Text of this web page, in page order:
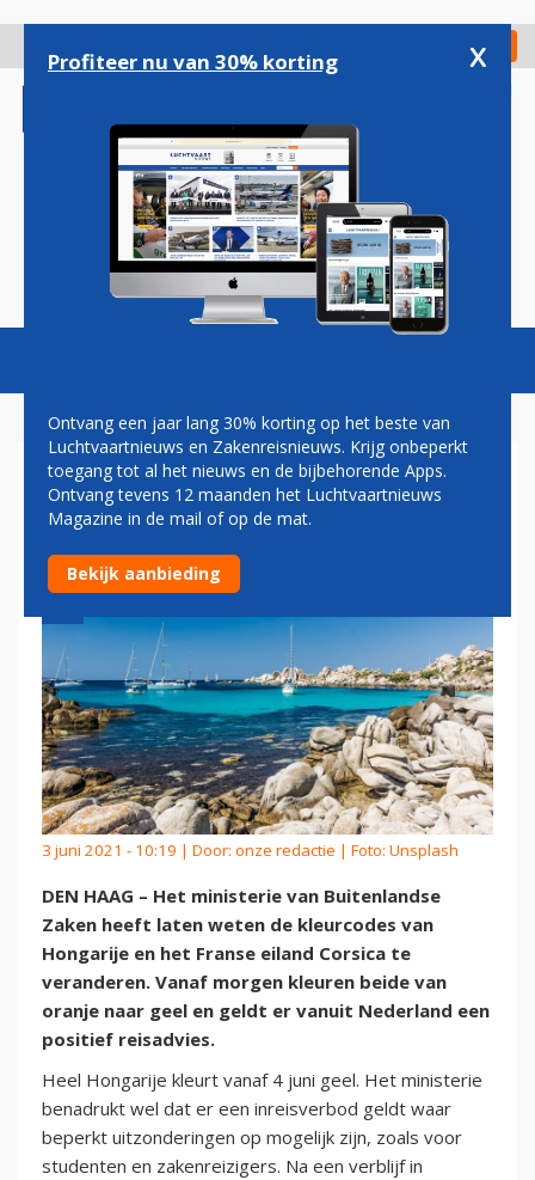
gaan
Check in
Magazine Podcasts Vacatures
POSITIEF REISADVIES VOOR
CORSICA EN HONGARIJE
3 juni 2021 - 10:19 | Door: onze redactie | Foto: Unsplash
DEN HAAG – Het ministerie van Buitenlandse
Zaken heeft laten weten de kleurcodes van
Hongarije en het Franse eiland Corsica te
veranderen. Vanaf morgen kleuren beide van
oranje naar geel en geldt er vanuit Nederland een
positief reisadvies.
Heel Hongarije kleurt vanaf 4 juni geel. Het ministerie
benadrukt wel dat er een inreisverbod geldt waar
beperkt uitzonderingen op mogelijk zijn, zoals voor
studenten en zakenreizigers. Na een verblijf in
Profiteer nu van 30% korting x
Ontvang een jaar lang 30% korting op het beste van
Luchtvaartnieuws en Zakenreisnieuws. Krijg onbeperkt
toegang tot al het nieuws en de bijbehorende Apps.
Ontvang tevens 12 maanden het Luchtvaartnieuws
Magazine in de mail of op de mat.
Bekijk aanbieding